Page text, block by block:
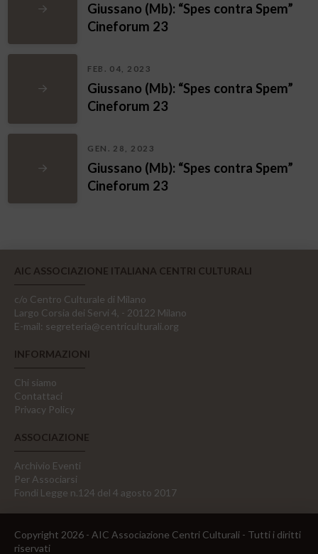
Giussano (Mb): “Spes contra Spem”
Cineforum 23
FEB. 04, 2023
Giussano (Mb): “Spes contra Spem”
Cineforum 23
GEN. 28, 2023
Giussano (Mb): “Spes contra Spem”
Cineforum 23
AIC ASSOCIAZIONE ITALIANA CENTRI CULTURALI
c/o Centro Culturale di Milano
Largo Corsia dei Servi 4, - 20122 Milano
E-mail: segreteria@centriculturali.org
INFORMAZIONI
Chi siamo
Contattaci
Privacy Policy
ASSOCIAZIONE
Archivio Eventi
Per Associarsi
Fondi Legge n.124 del 4 agosto 2017
Copyright 2026 - AIC Associazione Centri Culturali - Tutti i diritti
riservati